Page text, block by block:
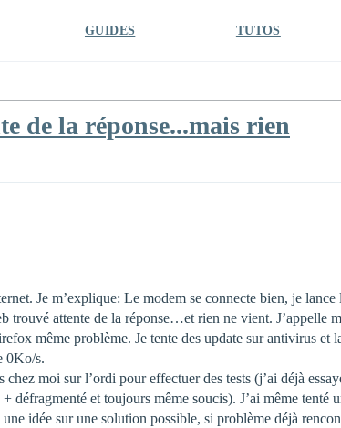
GUIDES TUTOS
de la réponse...mais rien
Je m’explique: Le modem se connecte bien, je
trouvé attente de la réponse…et rien ne vient. J’appelle
même problème. Je tente des update sur antivirus
0Ko/s.
chez moi sur l’ordi pour effectuer des tests (j’ai déjà
défragmenté et toujours même soucis). J’ai même tenté
idée sur une solution possible, si problème déjà